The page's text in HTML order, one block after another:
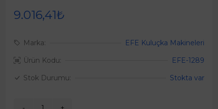
9.016,41₺
Marka:
EFE Kuluçka Makineleri
Ürün Kodu:
EFE-1289
Stok Durumu:
Stokta var